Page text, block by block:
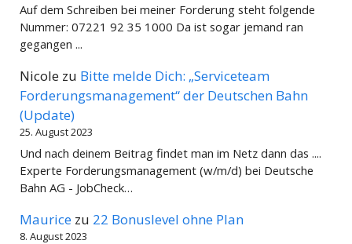
Auf dem Schreiben bei meiner Forderung steht folgende
Nummer: 07221 92 35 1000 Da ist sogar jemand ran
gegangen ...
Nicole zu Bitte melde Dich: „Serviceteam
Forderungsmanagement“ der Deutschen Bahn
(Update)
25. August 2023
Und nach deinem Beitrag findet man im Netz dann das ....
Experte Forderungsmanagement (w/m/d) bei Deutsche
Bahn AG - JobCheck…
Maurice zu 22 Bonuslevel ohne Plan
8. August 2023